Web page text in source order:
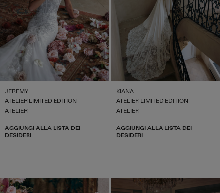
JEREMY
ATELIER LIMITED EDITION
ATELIER
AGGIUNGI ALLA LISTA DEI
DESIDERI
KIANA
ATELIER LIMITED EDITION
ATELIER
AGGIUNGI ALLA LISTA DEI
DESIDERI